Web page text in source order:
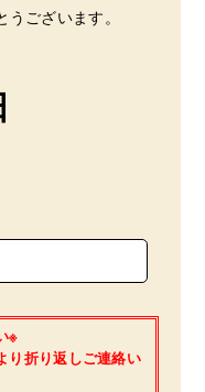
ございます。
※
り折り返しご連絡い